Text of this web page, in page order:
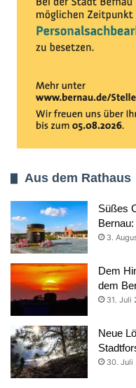
Aus dem Rathaus
Süßes
3.
Dem
dem
31. Juli
Neue
30. Juli